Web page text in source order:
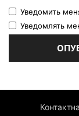
Уведомить
Уведомлять